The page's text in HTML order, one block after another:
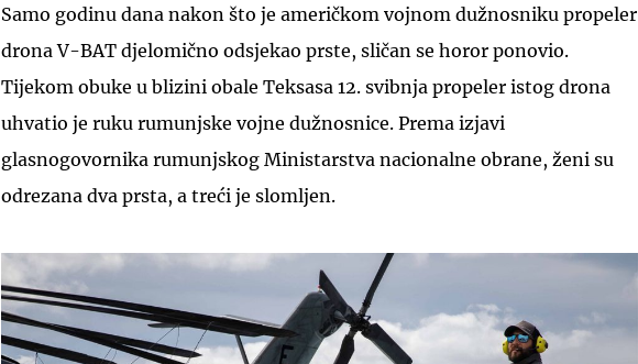
Samo godinu dana nakon što je američkom vojnom dužnosniku propeler
drona V-BAT djelomično odsjekao prste, sličan se horor ponovio.
Tijekom obuke u blizini obale Teksasa 12. svibnja propeler istog drona
uhvatio je ruku rumunjske vojne dužnosnice. Prema izjavi
glasnogovornika rumunjskog Ministarstva nacionalne obrane, ženi su
odrezana dva prsta, a treći je slomljen.